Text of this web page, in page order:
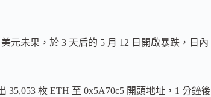
元未果，於 3 天后的 5 月 12 日開啟暴跌，日內
35,053 枚 ETH 至 0x5A70c5 開頭地址，1 分鐘後